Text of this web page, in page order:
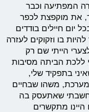
המפתיעה וכבר
את מוקפצת לכפר
יום חיילים בודדים
בו וזקוקים לעזרה
הייתי שם רק
ללכת הביתה מסיבות
בתפקיד שלי,
משהו שבחיים
חשבתי שאתעסק בה
מתקשרים